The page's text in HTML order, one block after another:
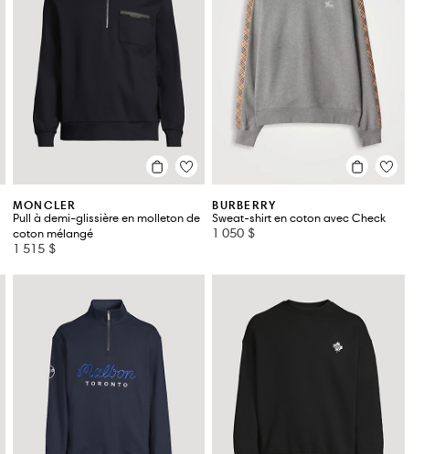
MONCLER
Pull à demi-glissière en molleton de
coton mélangé
1 515 $
BURBERRY
Sweat-shirt en coton avec Check
1 050 $